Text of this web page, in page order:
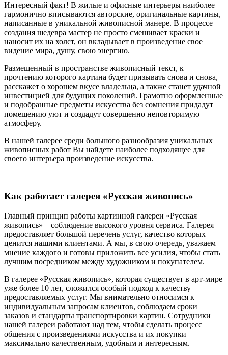
Интересный факт! В жилые и офисные интерьеры наиболее
гармонично вписываются авторские, оригинальные картины,
написанные в уникальной живописной манере. В процессе
создания шедевра мастер не просто смешивает краски и
наносит их на холст, он вкладывает в произведение свое
видение мира, душу, свою энергию.
Размещенный в пространстве живописный текст, к
прочтению которого картина будет призывать снова и снова,
расскажет о хорошем вкусе владельца, а также станет удачной
инвестицией для будущих поколений. Грамотно оформленные
и подобранные предметы искусства без сомнения придадут
помещению уют и создадут совершенно неповторимую
атмосферу.
В нашей галерее среди большого разнообразия уникальных
живописных работ Вы найдете наиболее подходящее для
своего интерьера произведение искусства.
Как работает галерея «Русская живопись»
Главный принцип работы картинной галереи «Русская
живопись» – соблюдение высокого уровня сервиса. Галерея
предоставляет большой перечень услуг, качество которых
ценится нашими клиентами. А мы, в свою очередь, уважаем
мнение каждого и готовы приложить все усилия, чтобы стать
лучшим посредником между художником и покупателем.
В галерее «Русская живопись», которая существует в арт-мире
уже более 10 лет, сложился особый подход к качеству
предоставляемых услуг. Мы внимательно относимся к
индивидуальным запросам клиентов, соблюдаем сроки
заказов и стандарты транспортировки картин. Сотрудники
нашей галереи работают над тем, чтобы сделать процесс
общения с произведениями искусства и их покупки
максимально качественным, удобным и интересным.